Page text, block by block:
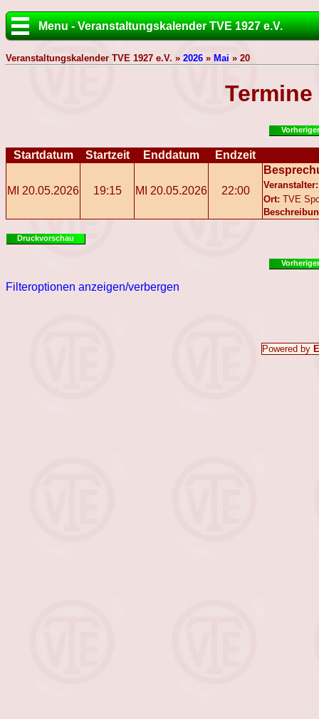
Menu - Veranstaltungskalender TVE 1927 e.V.
Veranstaltungskalender TVE 1927 e.V. » 2026 » Mai » 20
Termine
Startdatum Startzeit Enddatum Endzeit
MI 20.05.2026 19:15 MI 20.05.2026 22:00 Veranstalter:
Ort: TVE
Druckvorschau
Filteroptionen anzeigen/verbergen
Powered by